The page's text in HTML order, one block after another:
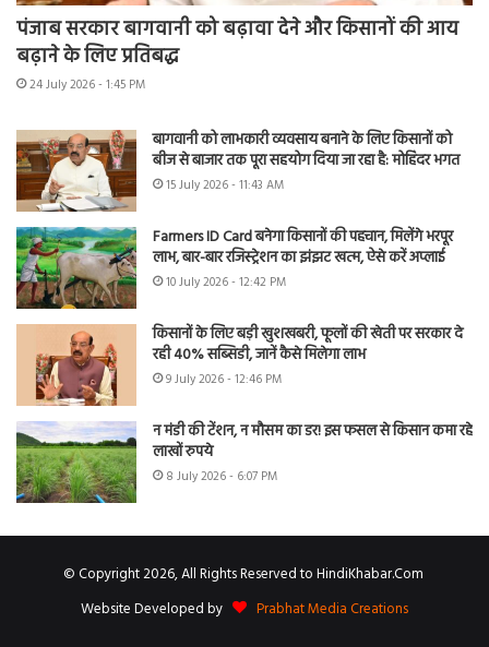
पंजाब सरकार बागवानी को बढ़ावा देने और किसानों की आय
बढ़ाने के लिए प्रतिबद्ध
24 July 2026 - 1:45 PM
बागवानी को लाभकारी व्यवसाय बनाने के लिए किसानों को
बीज से बाजार तक पूरा सहयोग दिया जा रहा है: मोहिंदर भगत
15 July 2026 - 11:43 AM
Farmers ID Card बनेगा किसानों की पहचान, मिलेंगे भरपूर
लाभ, बार-बार रजिस्ट्रेशन का झंझट खत्म, ऐसे करें अप्लाई
10 July 2026 - 12:42 PM
किसानों के लिए बड़ी खुशखबरी, फूलों की खेती पर सरकार दे
रही 40% सब्सिडी, जानें कैसे मिलेगा लाभ
9 July 2026 - 12:46 PM
न मंडी की टेंशन, न मौसम का डर! इस फसल से किसान कमा रहे
लाखों रुपये
8 July 2026 - 6:07 PM
© Copyright 2026, All Rights Reserved to HindiKhabar.Com
Website Developed by
Prabhat Media Creations